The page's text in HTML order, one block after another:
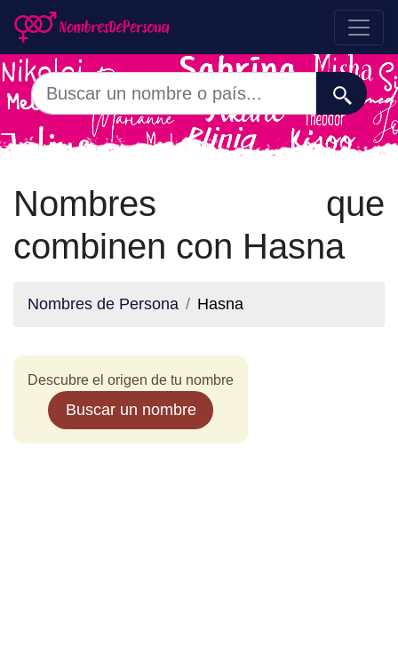
Nombres que
combinen con Hasna
Nombres de Persona Hasna
Descubre el origen de tu nombre
Buscar un nombre